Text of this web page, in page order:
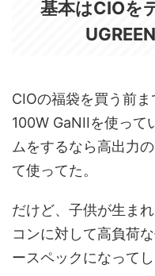
基本はCIOを
CIOの福袋を買う前
100W GaNIIを使って
ムをするなら高出力
て使ってた。
だけど、子供が生ま
コンに対して高負荷
ースペックになってし